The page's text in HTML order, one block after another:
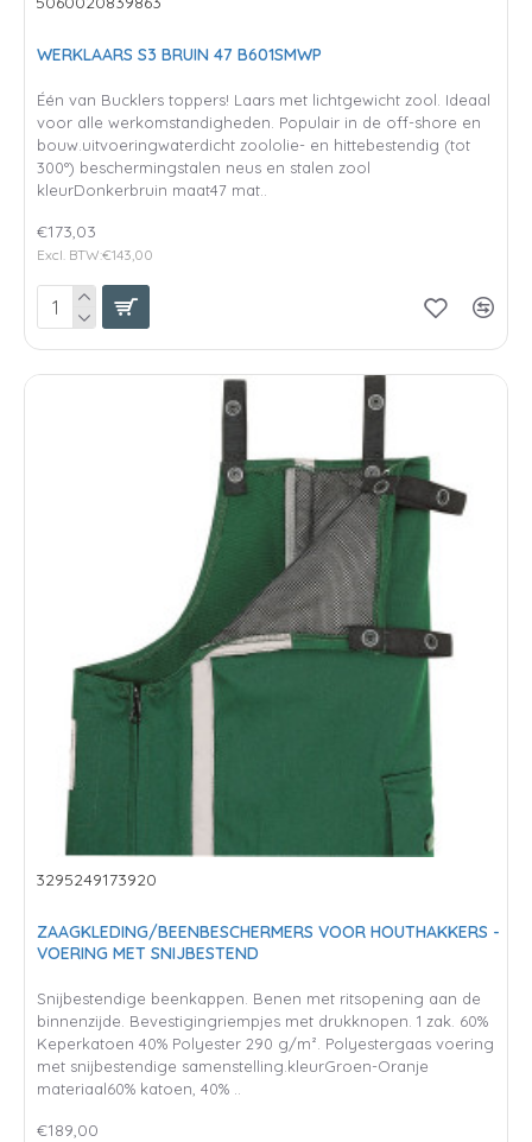
WERKLAARS S3 BRUIN 47 B601SMWP
Één van Bucklers toppers! Laars met lichtgewicht zool. Ideaal
voor alle werkomstandigheden. Populair in de off-shore en
bouw.uitvoeringwaterdicht zoololie- en hittebestendig (tot
300°) beschermingstalen neus en stalen zool
kleurDonkerbruin maat47 mat..
€173,03
Excl. BTW:€143,00
3295249173920
ZAAGKLEDING/BEENBESCHERMERS VOOR HOUTHAKKERS -
VOERING MET SNIJBESTEND
Snijbestendige beenkappen. Benen met ritsopening aan de
binnenzijde. Bevestigingriempjes met drukknopen. 1 zak. 60%
Keperkatoen 40% Polyester 290 g/m². Polyestergaas voering
met snijbestendige samenstelling.kleurGroen-Oranje
materiaal60% katoen, 40% ..
€189,00